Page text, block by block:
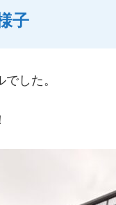
子
した。